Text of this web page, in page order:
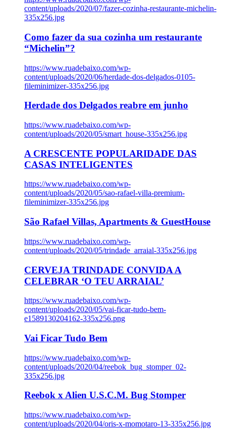
content/uploads/2020/07/fazer-cozinha-restaurante-michelin-
335x256.jpg
Como fazer da sua cozinha um restaurante
“Michelin”?
https://www.ruadebaixo.com/wp-
content/uploads/2020/06/herdade-dos-delgados-0105-
fileminimizer-335x256.jpg
Herdade dos Delgados reabre em junho
https://www.ruadebaixo.com/wp-
content/uploads/2020/05/smart_house-335x256.jpg
A CRESCENTE POPULARIDADE DAS
CASAS INTELIGENTES
https://www.ruadebaixo.com/wp-
content/uploads/2020/05/sao-rafael-villa-premium-
fileminimizer-335x256.jpg
São Rafael Villas, Apartments & GuestHouse
https://www.ruadebaixo.com/wp-
content/uploads/2020/05/trindade_arraial-335x256.jpg
CERVEJA TRINDADE CONVIDA A
CELEBRAR ‘O TEU ARRAIAL’
https://www.ruadebaixo.com/wp-
content/uploads/2020/05/vai-ficar-tudo-bem-
e1589130204162-335x256.png
Vai Ficar Tudo Bem
https://www.ruadebaixo.com/wp-
content/uploads/2020/04/reebok_bug_stomper_02-
335x256.jpg
Reebok x Alien U.S.C.M. Bug Stomper
https://www.ruadebaixo.com/wp-
content/uploads/2020/04/oris-x-momotaro-13-335x256.jpg